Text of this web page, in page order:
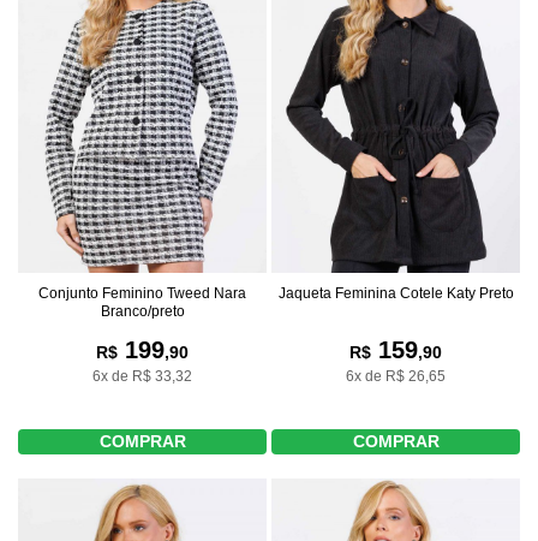
Conjunto Feminino Tweed Nara
Branco/preto
R$ 199,90
6x de R$ 33,32
COMPRAR
Jaqueta Feminina Cotele Katy Preto
R$ 159,90
6x de R$ 26,65
COMPRAR